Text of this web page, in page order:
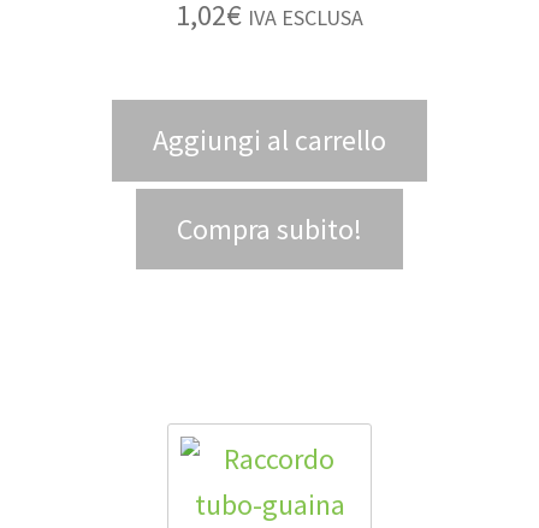
1,02€ IVA ESCLUSA
Aggiungi al carrello
Compra subito!